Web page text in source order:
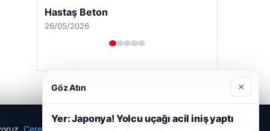
Hastaş Beton
26/05/2026
Çerez Politikamız
Göz Atın ×
Yer: Japonya! Yolcu uçağı acil iniş yaptı